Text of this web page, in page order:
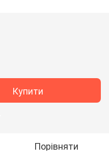
Купити
Порівняти